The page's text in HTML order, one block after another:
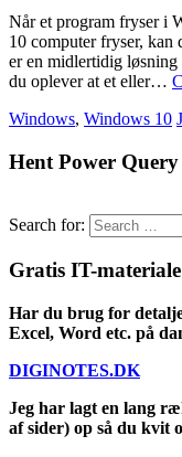
Når et program fryser i
10 computer fryser, kan
er en midlertidig
du oplever at et eller…
Windows, Windows 10
Hent Power
Search for:
Gratis IT-materiale
Har du brug for
Excel, Word etc. på
DIGINOTES.DK
Jeg har lagt en lang
af sider) op så du kvit